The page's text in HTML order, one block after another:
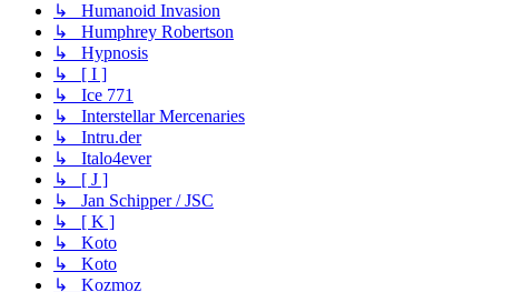
↳ Humanoid Invasion
↳ Humphrey Robertson
↳ Hypnosis
↳ [ I ]
↳ Ice 771
↳ Interstellar Mercenaries
↳ Intru.der
↳ Italo4ever
↳ [ J ]
↳ Jan Schipper / JSC
↳ [ K ]
↳ Koto
↳ Koto
↳ Kozmoz